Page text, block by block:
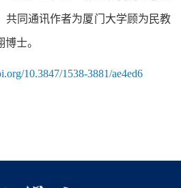
共同通讯作者为厦门大学顾为民教
士。
10.3847/1538-3881/ae4ed6